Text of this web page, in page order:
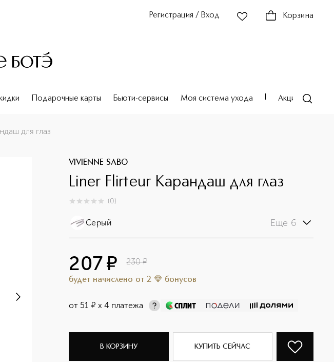
Регистрация / Вход Корзина
Подарочные карты Бьюти-сервисы Моя система ухода Акции
для глаз
VIVIENNE SABO
Liner Flirteur Карандаш для глаз
0из 0 (0)
Серый Еще 6
207¤ 230 ¤
будет начислено от 2 бонусов
от 51 ¤ х 4 платежа
В КОРЗИНУ КУПИТЬ СЕЙЧАС